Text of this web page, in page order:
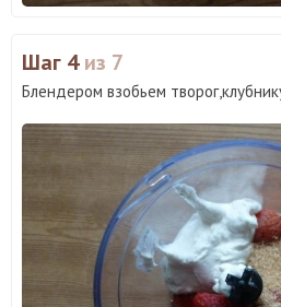
Шаг 4из 7
Блендером взобьем